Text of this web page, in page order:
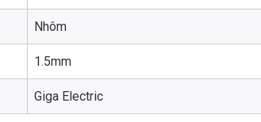
Nhôm
1.5mm
Giga Electric